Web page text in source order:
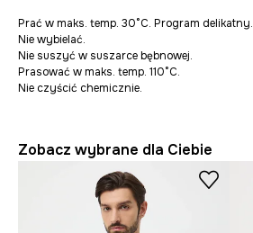
Prać w maks. temp. 30°C. Program delikatny.
Nie wybielać.
Nie suszyć w suszarce bębnowej.
Prasować w maks. temp. 110°C.
Nie czyścić chemicznie.
Zobacz wybrane dla Ciebie